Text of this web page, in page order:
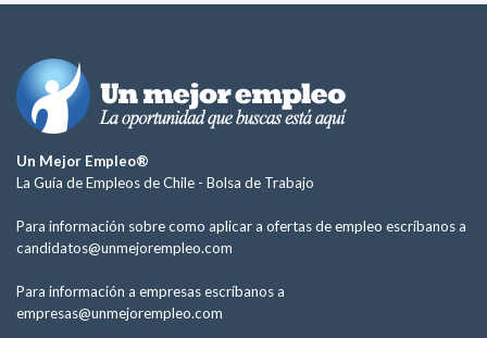
Un Mejor Empleo®
La Guía de Empleos de Chile - Bolsa de Trabajo
Para información sobre como aplicar a ofertas de empleo escríbanos a
candidatos@unmejorempleo.com
Para información a empresas escríbanos a
empresas@unmejorempleo.com